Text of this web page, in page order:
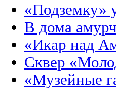
«Подземку»
В дома
«Икар над
Сквер
«Музейные